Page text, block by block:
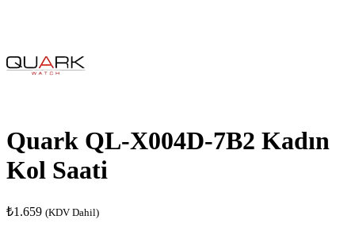
Quark QL-X004D-7B2 Kadın
Kol Saati
₺1.659 (KDV Dahil)